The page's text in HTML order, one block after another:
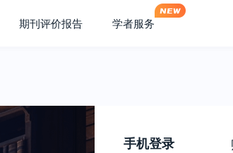
期刊评价报告 学者服务
手机登录